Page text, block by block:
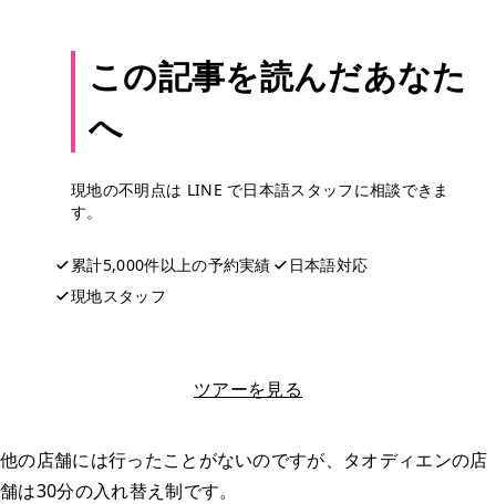
この記事を読んだあなた
へ
現地の不明点は LINE で日本語スタッフに相談できま
す。
累計5,000件以上の予約実績
日本語対応
現地スタッフ
ツアーを見る
他の店舗には行ったことがないのですが、タオディエンの店
舗は30分の入れ替え制です。